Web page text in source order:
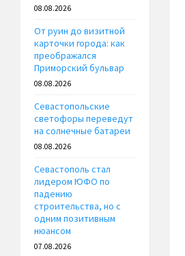
08.08.2026
От руин до визитной
карточки города: как
преображался
Приморский бульвар
08.08.2026
Севастопольские
светофоры переведут
на солнечные батареи
08.08.2026
Севастополь стал
лидером ЮФО по
падению
строительства, но с
одним позитивным
нюансом
07.08.2026